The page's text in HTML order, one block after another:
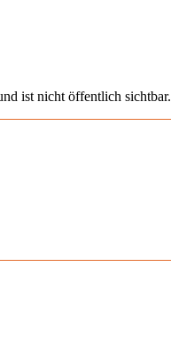
ist nicht öffentlich sichtbar.